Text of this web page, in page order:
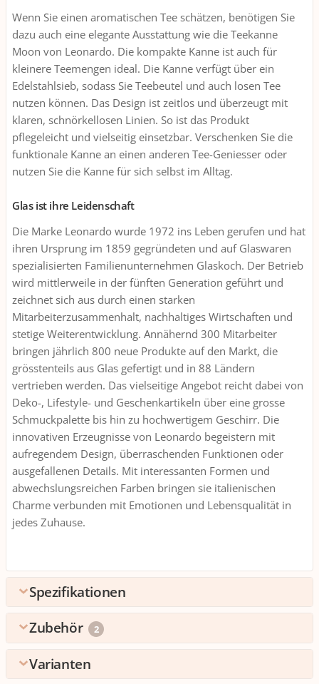
Wenn Sie einen aromatischen Tee schätzen, benötigen Sie
dazu auch eine elegante Ausstattung wie die Teekanne
Moon von Leonardo. Die kompakte Kanne ist auch für
kleinere Teemengen ideal. Die Kanne verfügt über ein
Edelstahlsieb, sodass Sie Teebeutel und auch losen Tee
nutzen können. Das Design ist zeitlos und überzeugt mit
klaren, schnörkellosen Linien. So ist das Produkt
pflegeleicht und vielseitig einsetzbar. Verschenken Sie die
funktionale Kanne an einen anderen Tee-Geniesser oder
nutzen Sie die Kanne für sich selbst im Alltag.
Glas ist ihre Leidenschaft
Die Marke Leonardo wurde 1972 ins Leben gerufen und hat
ihren Ursprung im 1859 gegründeten und auf Glaswaren
spezialisierten Familienunternehmen Glaskoch. Der Betrieb
wird mittlerweile in der fünften Generation geführt und
zeichnet sich aus durch einen starken
Mitarbeiterzusammenhalt, nachhaltiges Wirtschaften und
stetige Weiterentwicklung. Annähernd 300 Mitarbeiter
bringen jährlich 800 neue Produkte auf den Markt, die
grösstenteils aus Glas gefertigt und in 88 Ländern
vertrieben werden. Das vielseitige Angebot reicht dabei von
Deko-, Lifestyle- und Geschenkartikeln über eine grosse
Schmuckpalette bis hin zu hochwertigem Geschirr. Die
innovativen Erzeugnisse von Leonardo begeistern mit
aufregendem Design, überraschenden Funktionen oder
ausgefallenen Details. Mit interessanten Formen und
abwechslungsreichen Farben bringen sie italienischen
Charme verbunden mit Emotionen und Lebensqualität in
jedes Zuhause.
Spezifikationen
Allgemeine Produktinformationen
Zubehör 2
Top-Zubehör
Varianten